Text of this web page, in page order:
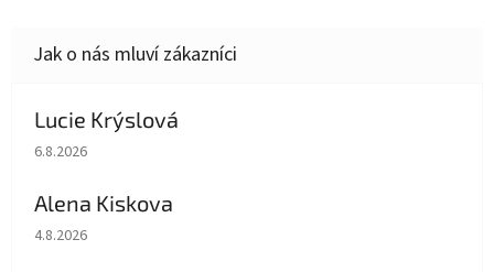
Lucie Krýslová
Hodnocení obchodu je 5 z 5 hvězdiček.
6.8.2026
Alena Kiskova
Hodnocení obchodu je 5 z 5 hvězdiček.
4.8.2026